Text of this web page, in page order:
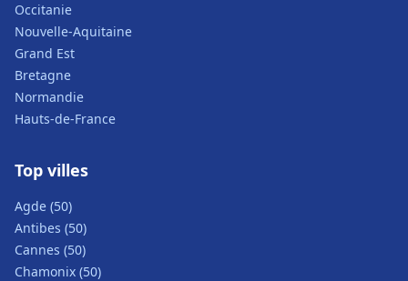
Occitanie
Nouvelle-Aquitaine
Grand Est
Bretagne
Normandie
Hauts-de-France
Top villes
Agde (50)
Antibes (50)
Cannes (50)
Chamonix (50)